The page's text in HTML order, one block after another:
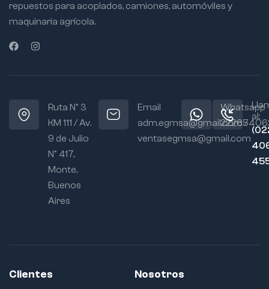
repuestos para acoplados, camiones, automóviles y
maquinaria agrícola.
Ruta N° 3
KM 111 / Av.
9 de Julio
N° 417,
Monte,
Buenos
Aires
Email
adm.egmsa@gmail.com /
ventasegmsa@gmail.com
Whatsapp
al:
Clientes Nosotros